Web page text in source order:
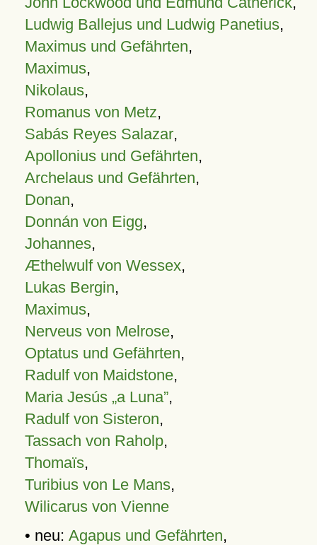
Ludwig Ballejus und Ludwig Panetius,
Maximus und Gefährten,
Maximus,
Nikolaus,
Romanus von Metz,
Sabás Reyes Salazar,
Apollonius und Gefährten,
Archelaus und Gefährten,
Donan,
Donnán von Eigg,
Johannes,
Æthelwulf von Wessex,
Lukas Bergin,
Maximus,
Nerveus von Melrose,
Optatus und Gefährten,
Radulf von Maidstone,
Maria Jesús „a Luna”,
Radulf von Sisteron,
Tassach von Raholp,
Thomaïs,
Turibius von Le Mans,
Wilicarus von Vienne
• neu: Agapus und Gefährten,